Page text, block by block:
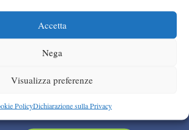
Accetta
Nega
Visualizza preferenze
PolicyDichiarazione sulla Privacy
del motore Turbo 100 di